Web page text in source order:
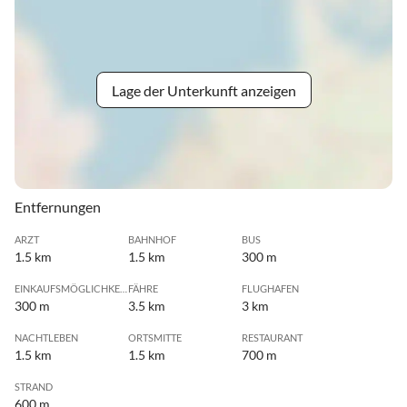
Lage der Unterkunft anzeigen
Entfernungen
ARZT
1.5 km
BAHNHOF
1.5 km
BUS
300 m
300 m
FÄHRE
3.5 km
FLUGHAFEN
3 km
NACHTLEBEN
1.5 km
ORTSMITTE
1.5 km
RESTAURANT
700 m
STRAND